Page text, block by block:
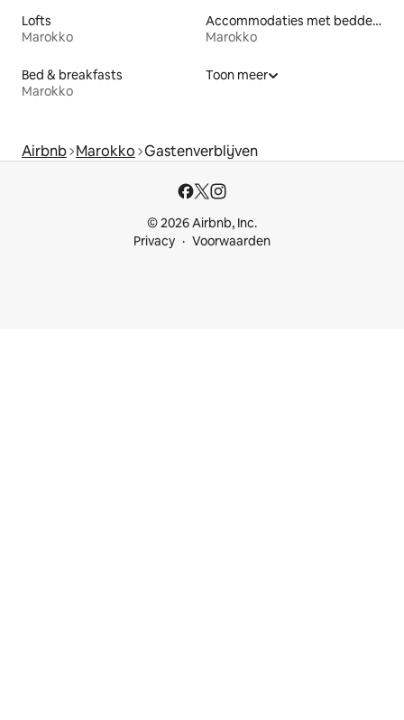
Lofts
Marokko
Accommodaties met bedden op toegankelijke hoogte
Marokko
Bed & breakfasts
Marokko
Toon meer
Airbnb Marokko Gastenverblijven
© 2026 Airbnb, Inc.
Privacy
Voorwaarden